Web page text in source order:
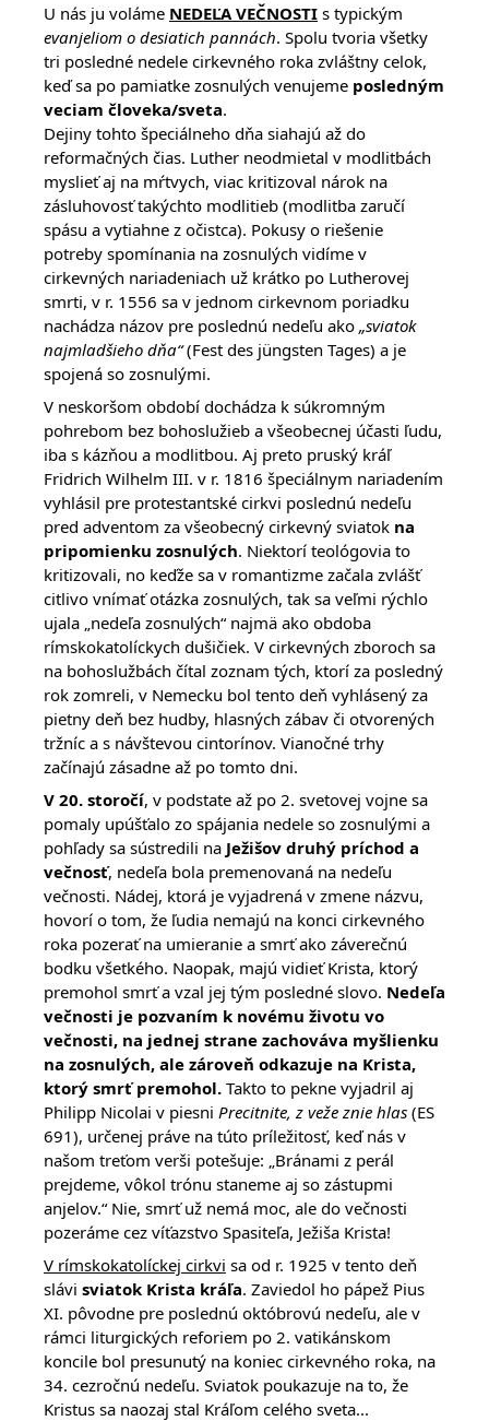
U nás ju voláme NEDEĽA VEČNOSTI s typickým
evanjeliom o desiatich pannách. Spolu tvoria všetky
tri posledné nedele cirkevného roka zvláštny celok,
keď sa po pamiatke zosnulých venujeme posledným
veciam človeka/sveta.
Dejiny tohto špeciálneho dňa siahajú až do
reformačných čias. Luther neodmietal v modlitbách
myslieť aj na mŕtvych, viac kritizoval nárok na
zásluhovosť takýchto modlitieb (modlitba zaručí
spásu a vytiahne z očistca). Pokusy o riešenie
potreby spomínania na zosnulých vidíme v
cirkevných nariadeniach už krátko po Lutherovej
smrti, v r. 1556 sa v jednom cirkevnom poriadku
nachádza názov pre poslednú nedeľu ako „sviatok
najmladšieho dňa“(Fest des jüngsten Tages) a je
spojená so zosnulými.
V neskoršom období dochádza k súkromným
pohrebom bez bohoslužieb a všeobecnej účasti ľudu,
iba s kázňou a modlitbou. Aj preto pruský kráľ
Fridrich Wilhelm III. v r. 1816 špeciálnym nariadením
vyhlásil pre protestantské cirkvi poslednú nedeľu
pred adventom za všeobecný cirkevný sviatok na
pripomienku zosnulých. Niektorí teológovia to
kritizovali, no keďže sa v romantizme začala zvlášť
citlivo vnímať otázka zosnulých, tak sa veľmi rýchlo
ujala „nedeľa zosnulých“ najmä ako obdoba
rímskokatolíckych dušičiek. V cirkevných zboroch sa
na bohoslužbách čítal zoznam tých, ktorí za posledný
rok zomreli, v Nemecku bol tento deň vyhlásený za
pietny deň bez hudby, hlasných zábav či otvorených
tržníc a s návštevou cintorínov. Vianočné trhy
začínajú zásadne až po tomto dni.
V 20. storočí, v podstate až po 2. svetovej vojne sa
pomaly upúšťalo zo spájania nedele so zosnulými a
pohľady sa sústredili na Ježišov druhý príchod a
večnosť, nedeľa bola premenovaná na nedeľu
večnosti. Nádej, ktorá je vyjadrená v zmene názvu,
hovorí o tom, že ľudia nemajú na konci cirkevného
roka pozerať na umieranie a smrť ako záverečnú
bodku všetkého. Naopak, majú vidieť Krista, ktorý
premohol smrť a vzal jej tým posledné slovo. Nedeľa
večnosti je pozvaním k novému životu vo
večnosti, na jednej strane zachováva myšlienku
na zosnulých, ale zároveň odkazuje na Krista,
ktorý smrť premohol. Takto to pekne vyjadril aj
Philipp Nicolai v piesni Precitnite, z veže znie hlas (ES
691), určenej práve na túto príležitosť, keď nás v
našom treťom verši potešuje: „Bránami z perál
prejdeme, vôkol trónu staneme aj so zástupmi
anjelov.“ Nie, smrť už nemá moc, ale do večnosti
pozeráme cez víťazstvo Spasiteľa, Ježiša Krista!
V rímskokatolíckej cirkvi sa od r. 1925 v tento deň
slávi sviatok Krista kráľa. Zaviedol ho pápež Pius
XI. pôvodne pre poslednú októbrovú nedeľu, ale v
rámci liturgických reforiem po 2. vatikánskom
koncile bol presunutý na koniec cirkevného roka, na
34. cezročnú nedeľu. Sviatok poukazuje na to, že
Kristus sa naozaj stal Kráľom celého sveta...